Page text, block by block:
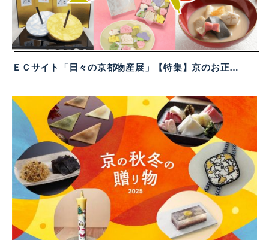
ＥＣサイト「日々の京都物産展」【特集】京のお正月支度2026 について